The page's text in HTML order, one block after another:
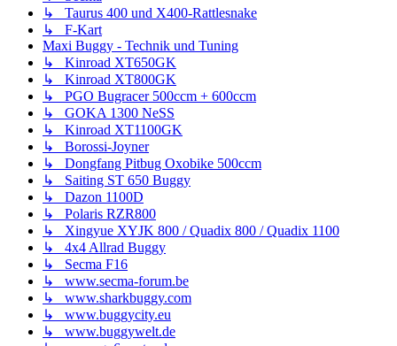
↳ Taurus 400 und X400-Rattlesnake
↳ F-Kart
Maxi Buggy - Technik und Tuning
↳ Kinroad XT650GK
↳ Kinroad XT800GK
↳ PGO Bugracer 500ccm + 600ccm
↳ GOKA 1300 NeSS
↳ Kinroad XT1100GK
↳ Borossi-Joyner
↳ Dongfang Pitbug Oxobike 500ccm
↳ Saiting ST 650 Buggy
↳ Dazon 1100D
↳ Polaris RZR800
↳ Xingyue XYJK 800 / Quadix 800 / Quadix 1100
↳ 4x4 Allrad Buggy
↳ Secma F16
↳ www.secma-forum.be
↳ www.sharkbuggy.com
↳ www.buggycity.eu
↳ www.buggywelt.de